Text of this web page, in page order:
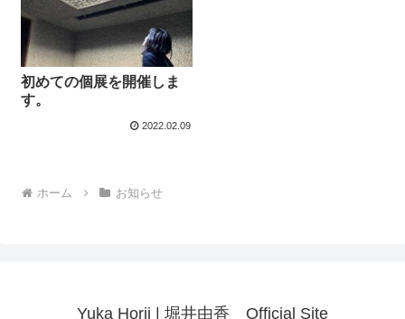
初めての個展を開催しま
す。
2022.02.09
ホーム お知らせ
Yuka Horii | 堀井由香 Official Site